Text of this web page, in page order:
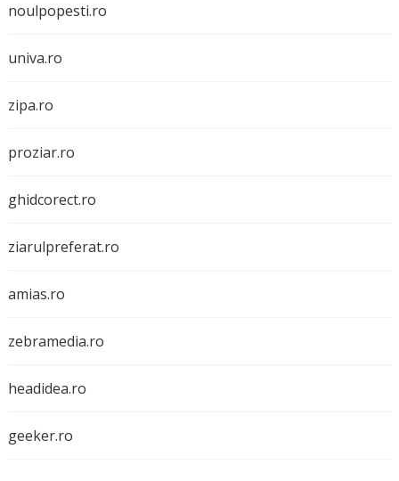
noulpopesti.ro
univa.ro
zipa.ro
proziar.ro
ghidcorect.ro
ziarulpreferat.ro
amias.ro
zebramedia.ro
headidea.ro
geeker.ro